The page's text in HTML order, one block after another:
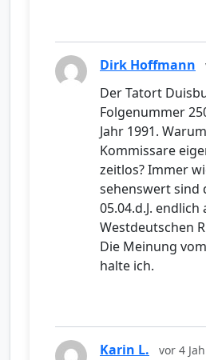
Dirk Hoffmann
Der Tatort
Folgenummer
Jahr 1991.
Kommissare
zeitlos? Immer
sehenswert sind
05.04.d.J. endlich
Westdeutschen
Die Meinung
halte ich.
Karin L. vor 4